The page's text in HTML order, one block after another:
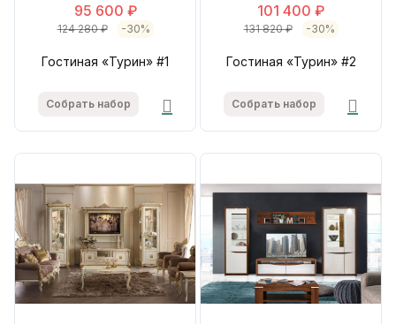
95 600 ₽
124 280 ₽ -30%
Гостиная «Турин» #1
Собрать набор
101 400 ₽
131 820 ₽ -30%
Гостиная «Турин» #2
Собрать набор